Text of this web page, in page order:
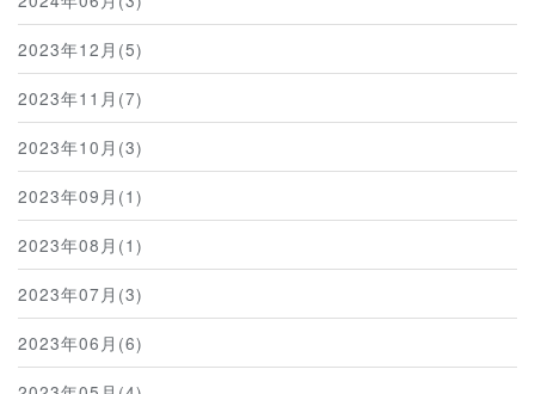
2023年12月(5)
2023年11月(7)
2023年10月(3)
2023年09月(1)
2023年08月(1)
2023年07月(3)
2023年06月(6)